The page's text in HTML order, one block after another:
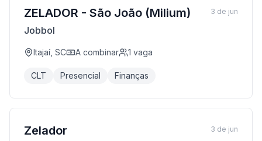
ZELADOR - São João (Milium)
Jobbol
Itajaí, SC A combinar 1 vaga
CLT Presencial Finanças
3 de jun
Zelador 3 de jun